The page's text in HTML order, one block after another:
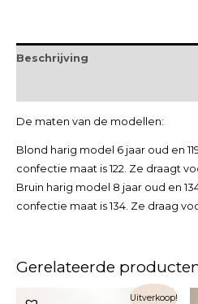
Beschrijving
De maten van de modellen:
Blond harig model 6 jaar oud en
confectie maat is 122. Ze draagt
Bruin harig model 8 jaar oud en
confectie maat is 134. Ze draag
Gerelateerde
Uitverkoop!